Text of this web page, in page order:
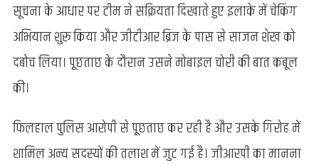
सूचना के आधार पर टीम ने सक्रियता दिखाते हुए इलाके में चेकिंग
अभियान शुरू किया और जीटीआर ब्रिज के पास से साजन शेख को
दबोच लिया। पूछताछ के दौरान उसने मोबाइल चोरी की बात कबूल
की।
फिलहाल पुलिस आरोपी से पूछताछ कर रही है और उसके गिरोह में
शामिल अन्य सदस्यों की तलाश में जुट गई है। जीआरपी का मानना